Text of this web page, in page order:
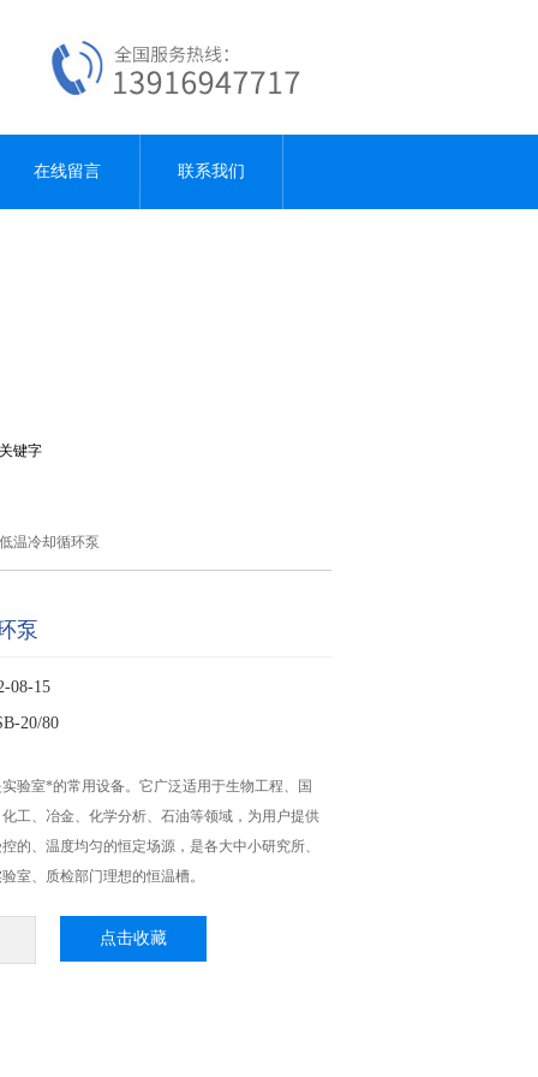
在线留言 联系我们
温冷却循环泵
泵
08-15
20/80
验室*的常用设备。它广泛适用于生物工程、国
工、冶金、化学分析、石油等领域，为用户提供
的、温度均匀的恒定场源，是各大中小研究所、
室、质检部门理想的恒温槽。
点击收藏